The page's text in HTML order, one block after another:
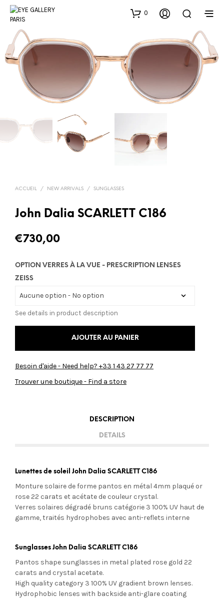
0
ACCUEIL / NEW ARRIVALS / SUNGLASSES
John Dalia SCARLETT C186
€730,00
OPTION VERRES À LA VUE - PRESCRIPTION LENSES
ZEISS
See details in product description
AJOUTER AU PANIER
Besoin d'aide - Need help? +33 1 43 27 77 77
Trouver une boutique - Find a store
DESCRIPTION
DETAILS
Lunettes de soleil John Dalia SCARLETT C186
Monture solaire de forme pantos en métal 4mm plaqué or
rose 22 carats et acétate de couleur crystal.
Verres solaires dégradé bruns catégorie 3 100% UV haut de
gamme, traités hydrophobes avec anti-reflets interne
Sunglasses John Dalia SCARLETT C186
Pantos shape sunglasses in metal plated rose gold 22
carats and crystal acetate.
High quality category 3 100% UV gradient brown lenses.
Hydrophobic lenses with backside anti-glare coating